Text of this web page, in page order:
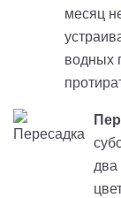
месяц
водных
два